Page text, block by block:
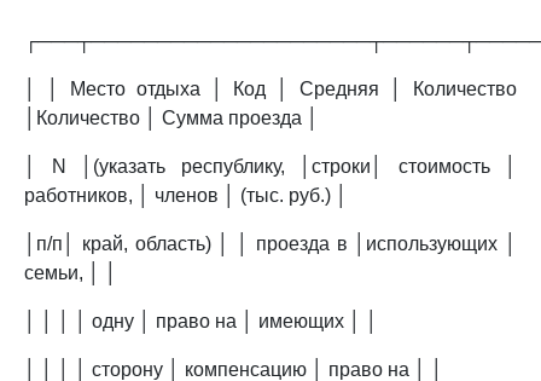
│ │ Место отдыха │ Код │ Средняя │ Количество
│Количество │ Сумма проезда │
│ N │(указать республику, │строки│ стоимость │
работников, │ членов │ (тыс. руб.) │
│п/п│ край, область) │ │ проезда в │использующих │
семьи, │ │
│ │ │ │ одну │ право на │ имеющих │ │
│ │ │ │ сторону │ компенсацию │ право на │ │